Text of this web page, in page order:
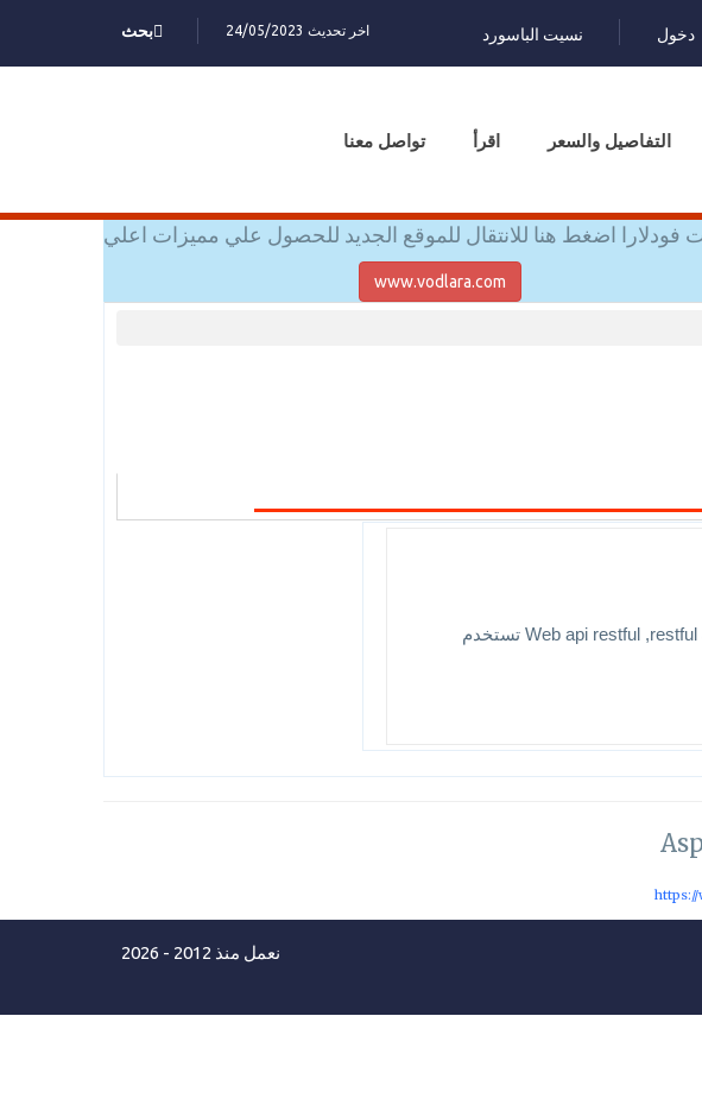
دخول نسيت الباسورد اخر تحديث 24/05/2023 بحث
التفاصيل والسعر اقرأ تواصل معنا
فودلارا اضغط هنا للانتقال للموقع الجديد للحصول علي مميزات اعلي
www.vodlara.com
دورات api,كورس api ,دورة Api restful ,كورس Web api restful ,restful api tutorial تستخدم
نعمل منذ 2012 - 2026